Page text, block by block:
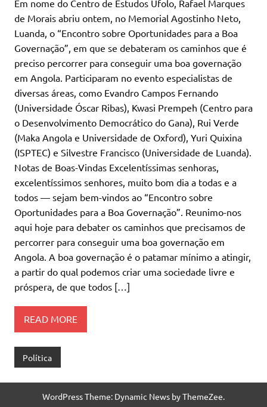
Em nome do Centro de Estudos Ufolo, Rafael Marques
de Morais abriu ontem, no Memorial Agostinho Neto,
Luanda, o “Encontro sobre Oportunidades para a Boa
Governação”, em que se debateram os caminhos que é
preciso percorrer para conseguir uma boa governação
em Angola. Participaram no evento especialistas de
diversas áreas, como Evandro Campos Fernando
(Universidade Óscar Ribas), Kwasi Prempeh (Centro para
o Desenvolvimento Democrático do Gana), Rui Verde
(Maka Angola e Universidade de Oxford), Yuri Quixina
(ISPTEC) e Silvestre Francisco (Universidade de Luanda).
Notas de Boas-Vindas Excelentíssimas senhoras,
excelentíssimos senhores, muito bom dia a todas e a
todos — sejam bem-vindos ao “Encontro sobre
Oportunidades para a Boa Governação”. Reunimo-nos
aqui hoje para debater os caminhos que precisamos de
percorrer para conseguir uma boa governação em
Angola. A boa governação é o patamar mínimo a atingir,
a partir do qual podemos criar uma sociedade livre e
próspera, de que todos […]
READ MORE
Política
WordPress Theme: Dynamic News by ThemeZee.